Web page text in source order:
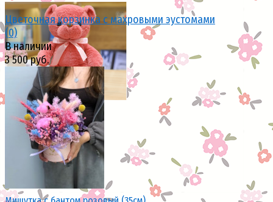
избранное сравнить
избранное сравнить
Цветочная корзинка с махровыми эустомами
(0)
В наличии
3 500 руб.